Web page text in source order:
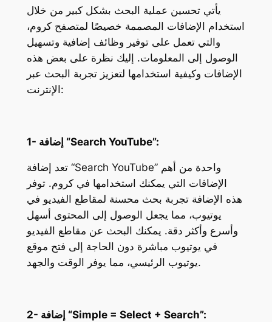
يأتي تحسين عملية البحث بشكل كبير من خلال
استخدام الإضافات المصممة خصيصًا لمتصفح كروم،
والتي تعمل على توفير وظائف إضافية وتسهيل
الوصول إلى المعلومات. إليك نظرة على بعض هذه
الإضافات وكيفية استخدامها لتعزيز تجربة البحث عبر
الإنترنت:
1- إضافة “Search YouTube”:
تعد إضافة “Search YouTube” واحدة من أهم
الإضافات التي يمكنك استخدامها في كروم. توفر
هذه الإضافة تجربة بحث محسنة لمقاطع الفيديو في
يوتيوب، مما يجعل الوصول إلى المحتوى أسهل
وأسرع وأكثر دقة. يمكنك البحث عن مقاطع الفيديو
في يوتيوب مباشرة دون الحاجة إلى فتح موقع
يوتيوب الرئيسي، مما يوفر الوقت والجهد.
2- إضافة “Simple = Select + Search”: